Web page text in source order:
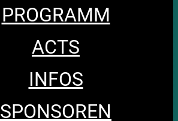
PROGRAMM
ACTS
INFOS
SPONSOREN